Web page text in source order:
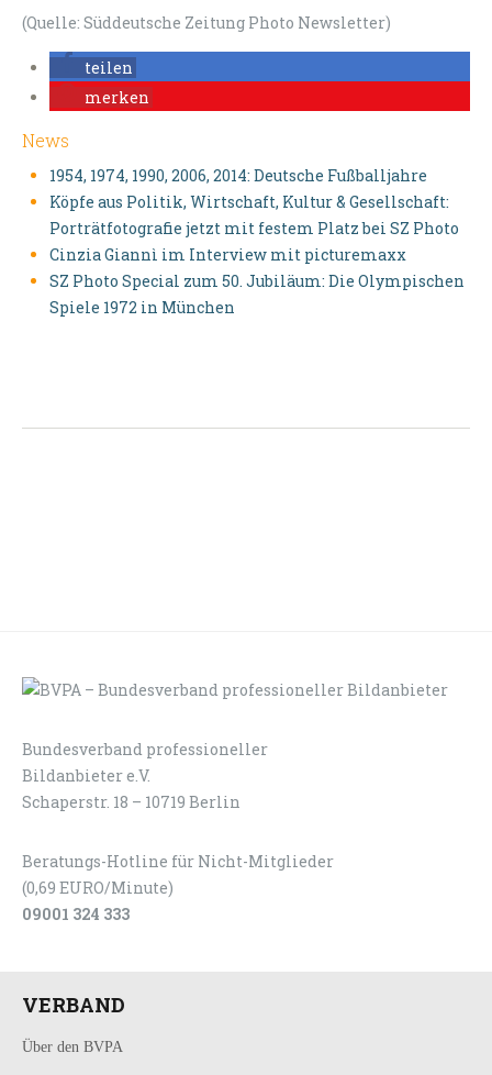
(Quelle: Süddeutsche Zeitung Photo Newsletter)
teilen
merken
News
1954, 1974, 1990, 2006, 2014: Deutsche Fußballjahre
Köpfe aus Politik, Wirtschaft, Kultur & Gesellschaft:
Porträtfotografie jetzt mit festem Platz bei SZ Photo
Cinzia Giannì im Interview mit picturemaxx
SZ Photo Special zum 50. Jubiläum: Die Olympischen
Spiele 1972 in München
Bundesverband professioneller
Bildanbieter e.V.
Schaperstr. 18 – 10719 Berlin
Beratungs-Hotline für Nicht-Mitglieder
(0,69 EURO/Minute)
09001 324 333
VERBAND
Über den BVPA